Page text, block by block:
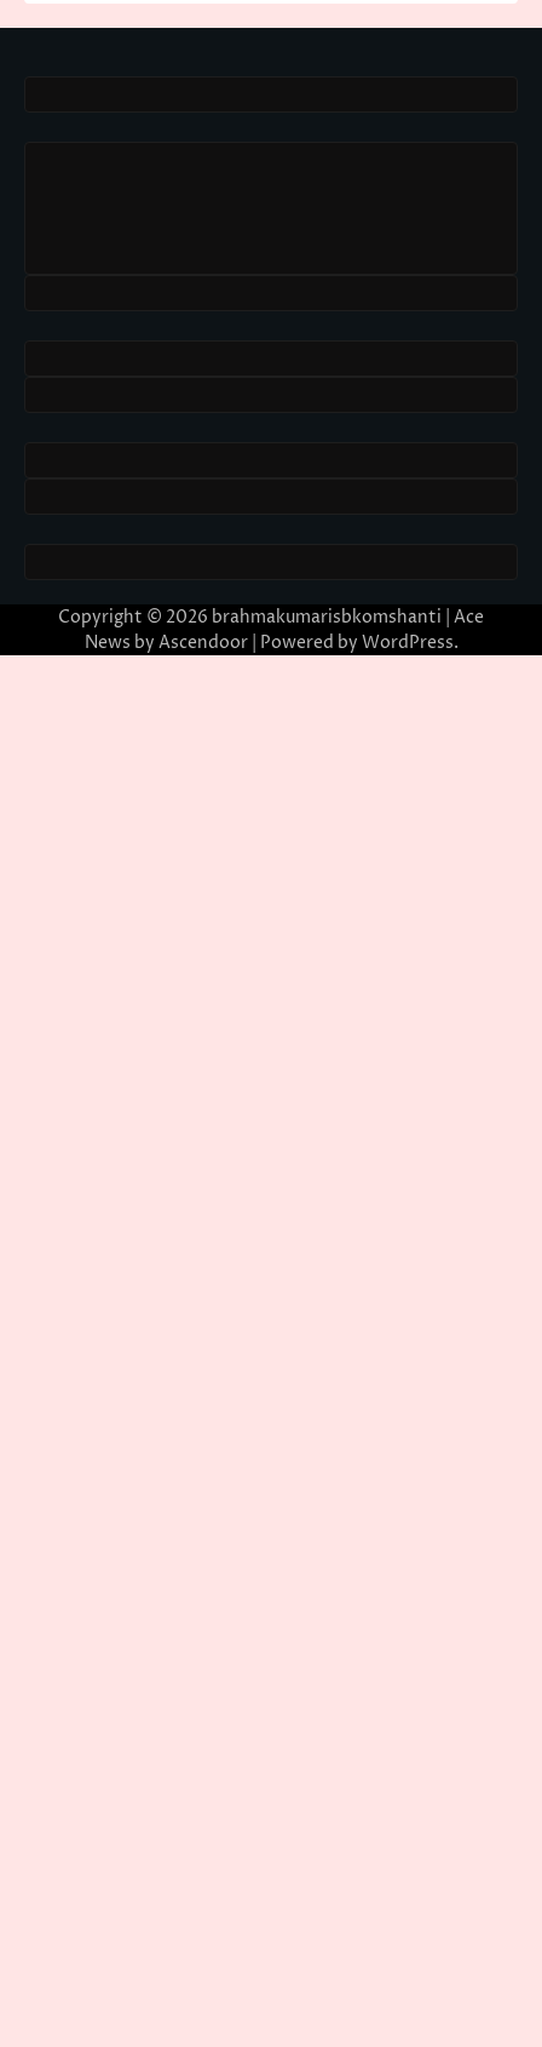
Copyright © 2026 brahmakumarisbkomshanti | Ace
News by Ascendoor| Powered by WordPress.